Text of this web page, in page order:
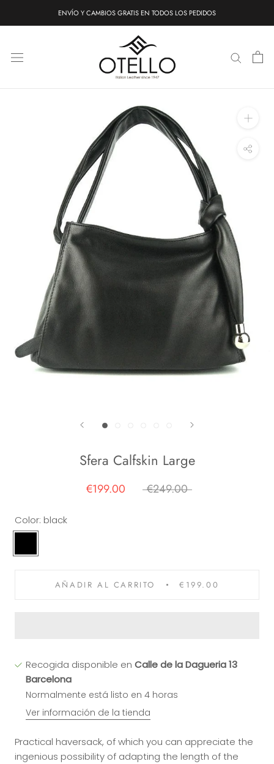
ENVÍO Y CAMBIOS GRATIS EN TODOS LOS PEDIDOS
Sfera Calfskin Large
€199.00 €249.00
Color: black
AÑADIR AL CARRITO €199.00
Recogida disponible en Calle de la Dagueria 13
Barcelona
Normalmente está listo en 4 horas
Ver información de la tienda
Practical haversack, of which you can appreciate the
ingenious possibility of adapting the length of the